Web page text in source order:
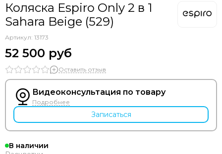
Коляска Espiro Only 2 в 1
Sahara Beige (529)
Артикул: 13173
52 500 руб
Оставить отзыв
Видеоконсультация по товару
Подробнее
Записаться
В наличии